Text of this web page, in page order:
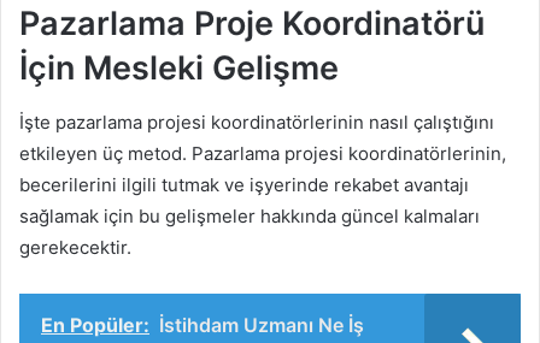
Pazarlama Proje Koordinatörü
İçin Mesleki Gelişme
İşte pazarlama projesi koordinatörlerinin nasıl çalıştığını
etkileyen üç metod. Pazarlama projesi koordinatörlerinin,
becerilerini ilgili tutmak ve işyerinde rekabet avantajı
sağlamak için bu gelişmeler hakkında güncel kalmaları
gerekecektir.
En Popüler: İstihdam Uzmanı Ne İş